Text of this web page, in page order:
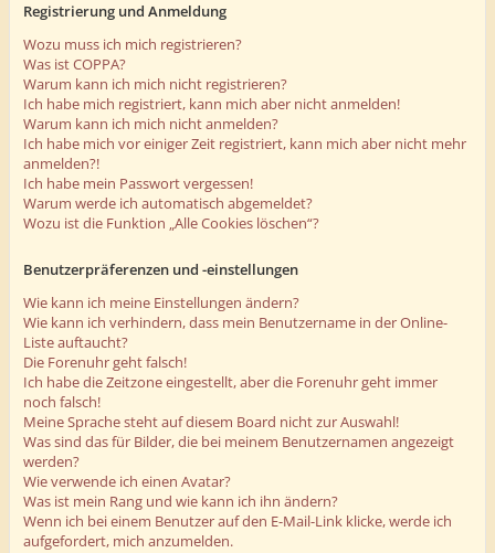
Registrierung und Anmeldung
Wozu muss ich mich registrieren?
Was ist COPPA?
Warum kann ich mich nicht registrieren?
Ich habe mich registriert, kann mich aber nicht anmelden!
Warum kann ich mich nicht anmelden?
Ich habe mich vor einiger Zeit registriert, kann mich aber nicht mehr
anmelden?!
Ich habe mein Passwort vergessen!
Warum werde ich automatisch abgemeldet?
Wozu ist die Funktion „Alle Cookies löschen“?
Benutzerpräferenzen und -einstellungen
Wie kann ich meine Einstellungen ändern?
Wie kann ich verhindern, dass mein Benutzername in der Online-
Liste auftaucht?
Die Forenuhr geht falsch!
Ich habe die Zeitzone eingestellt, aber die Forenuhr geht immer
noch falsch!
Meine Sprache steht auf diesem Board nicht zur Auswahl!
Was sind das für Bilder, die bei meinem Benutzernamen angezeigt
werden?
Wie verwende ich einen Avatar?
Was ist mein Rang und wie kann ich ihn ändern?
Wenn ich bei einem Benutzer auf den E-Mail-Link klicke, werde ich
aufgefordert, mich anzumelden.